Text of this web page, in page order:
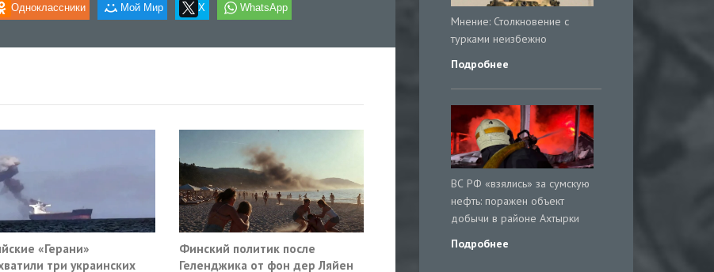
Одноклассники Мой Мир X WhatsApp
«Герани»
три украинских
Финский политик после
Геленджика от фон дер Ляйен
Мнение: Столкновение с
турками неизбежно
Подробнее
ВС РФ «взялись» за сумскую
нефть: поражен объект
добычи в районе Ахтырки
Подробнее